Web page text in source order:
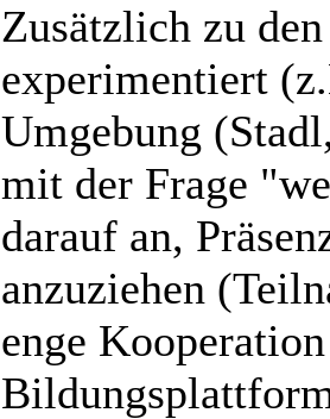
Zusätzlich zu
experimentiert
Umgebung
mit der Frage
darauf an,
anzuziehen
enge